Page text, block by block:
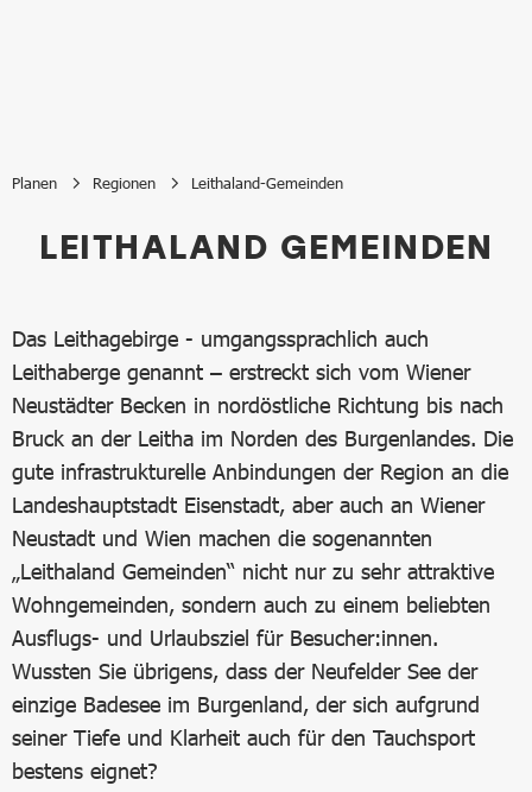
Planen Regionen Leithaland-Gemeinden
Leithaland-Gemeinden
LEITHALAND GEMEINDEN
Das Leithagebirge - umgangssprachlich auch
Leithaberge genannt – erstreckt sich vom Wiener
Neustädter Becken in nordöstliche Richtung bis nach
Bruck an der Leitha im Norden des Burgenlandes. Die
gute infrastrukturelle Anbindungen der Region an die
Landeshauptstadt Eisenstadt, aber auch an Wiener
Neustadt und Wien machen die sogenannten
„Leithaland Gemeinden“ nicht nur zu sehr attraktive
Wohngemeinden, sondern auch zu einem beliebten
Ausflugs- und Urlaubsziel für Besucher:innen.
Wussten Sie übrigens, dass der Neufelder See der
einzige Badesee im Burgenland, der sich aufgrund
seiner Tiefe und Klarheit auch für den Tauchsport
bestens eignet?